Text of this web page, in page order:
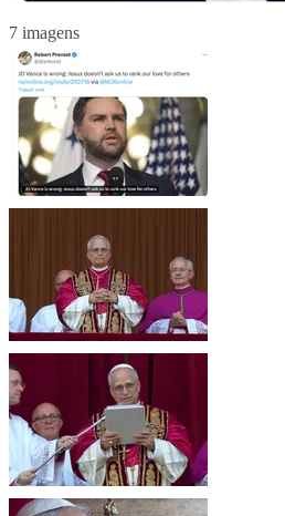
7 imagens